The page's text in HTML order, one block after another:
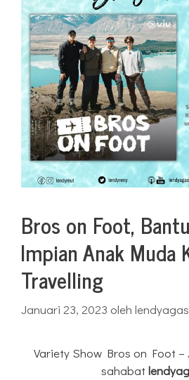
Bros on Foot,
Impian Anak Muda
Travelling
Januari 23, 2023 oleh
Variety Show Bros on Foot –
sahabat